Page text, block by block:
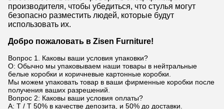
производителя, чтобы убедиться, что стулья могут
безопасно разместить людей, которые будут
использовать их.
Добро пожаловать в Zisen Furniture!
Вопрос 1. Каковы ваши условия упаковки?
О: Обычно мы упаковываем наши товары в нейтральные
белые коробки и коричневые картонные коробки.
Мы можем упаковать товар в ваши фирменные коробки после
получения ваших разрешений.
Вопрос 2: Каковы ваши условия оплаты?
A: T / T 50% в качестве депозита, и 50% до доставки.